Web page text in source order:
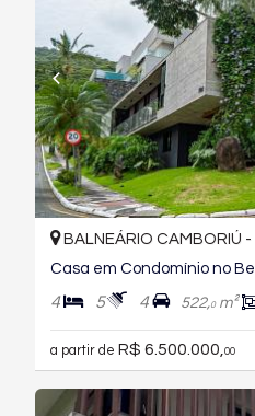
BALNEÁRIO CAMBORIÚ -
4 5 4 522,0m²
a partir de R$ 6.500.000, 00